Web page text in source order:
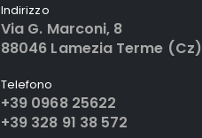
Indirizzo
Via G. Marconi, 8
88046 Lamezia Terme (Cz)
Telefono
+39 0968 25622
+39 328 91 38 572